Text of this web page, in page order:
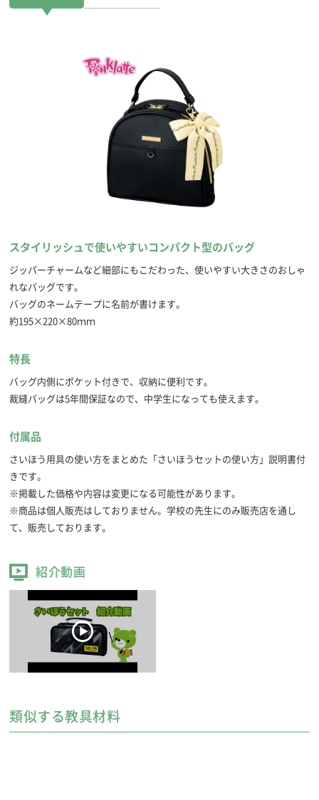
スタイリッシュで使いやすいコンパクト型のバッグ
ジッパーチャームなど細部にもこだわった、使いやすい大きさのおしゃ
れなバッグです。
バッグのネームテープに名前が書けます。
約195×220×80ｍｍ
特長
バッグ内側にポケット付きで、収納に便利です。
裁縫バッグは5年間保証なので、中学生になっても使えます。
付属品
さいほう用具の使い方をまとめた「さいほうセットの使い方」説明書付
きです。
ニードルボックス
※掲載した価格や内容は変更になる可能性があります。
※商品は個人販売はしておりません。学校の先生にのみ販売店を通し
て、販売しております。
紹介動画
類似する教具材料